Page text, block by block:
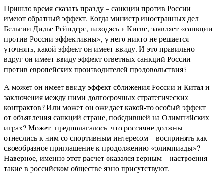
Пришло время сказать правду – санкции против России
имеют обратный эффект. Когда министр иностранных дел
Бельгии Дидье Рейндерс, находясь в Киеве, заявляет «санкции
против России эффективны», у него никто не решается
уточнять, какой эффект он имеет ввиду. И это правильно —
вдруг он имеет ввиду эффект ответных санкций России
против европейских производителей продовольствия?
А может он имеет ввиду эффект сближения России и Китая и
заключения между ними долгосрочных стратегических
контрактов? Или может он ожидает какой-то особый эффект
от объявления санкций стране, победившей на Олимпийских
играх? Может, предполагалось, что россияне должны
отнеслись к ним со спортивным интересом – воспринять как
своеобразное приглашение к продолжению «олимпиады»?
Наверное, именно этот расчет оказался верным – настроения
такие в российском обществе явно присутствуют.